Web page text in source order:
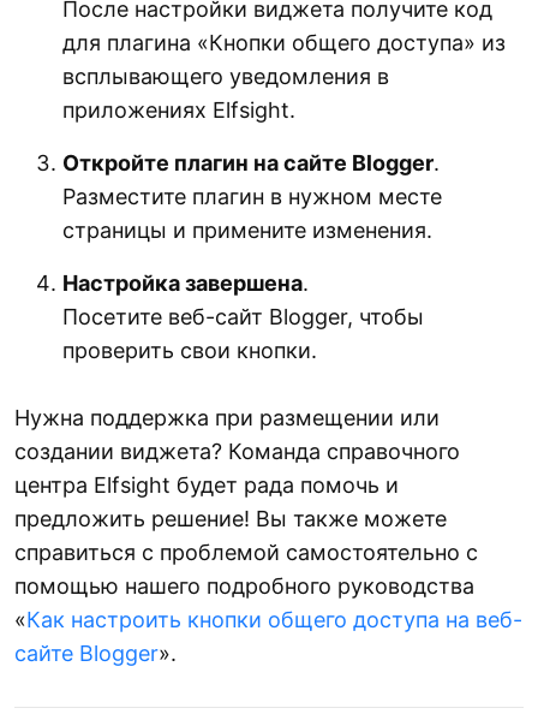
После настройки виджета получите код
для плагина «Кнопки общего доступа» из
всплывающего уведомления в
приложениях Elfsight.
Откройте плагин на сайте Blogger.
Разместите плагин в нужном месте
страницы и примените изменения.
Настройка завершена.
Посетите веб-сайт Blogger, чтобы
проверить свои кнопки.
Нужна поддержка при размещении или
создании виджета? Команда справочного
центра Elfsight будет рада помочь и
предложить решение! Вы также можете
справиться с проблемой самостоятельно с
помощью нашего подробного руководства
«Как настроить кнопки общего доступа на веб-
сайте Blogger».